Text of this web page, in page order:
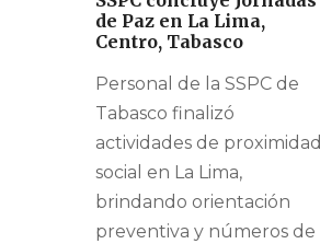
de Paz en La Lima,
Centro, Tabasco
Personal de la SSPC de
Tabasco finalizó
actividades de proximidad
social en La Lima,
brindando orientación
preventiva y números de